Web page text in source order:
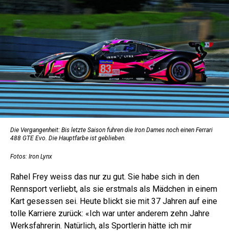
Die Vergangenheit: Bis letzte Saison fuhren die Iron Dames noch einen Ferrari
488 GTE Evo. Die Hauptfarbe ist geblieben.
Fotos: Iron Lynx
Rahel Frey weiss das nur zu gut. Sie habe sich in den
Rennsport verliebt, als sie erstmals als Mädchen in einem
Kart gesessen sei. Heute blickt sie mit 37 Jahren auf eine
tolle Karriere zurück: «Ich war unter anderem zehn Jahre
Werksfahrerin. Natürlich, als Sportlerin hätte ich mir